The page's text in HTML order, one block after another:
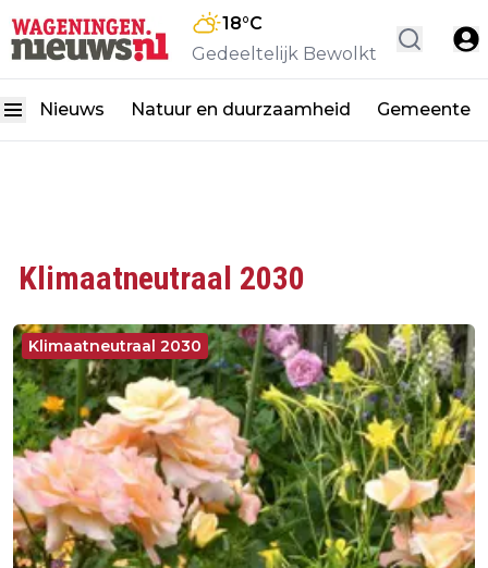
18°C
Gedeeltelijk Bewolkt
Nieuws Natuur en duurzaamheid Gemeente
Klimaatneutraal 2030
Klimaatneutraal 2030